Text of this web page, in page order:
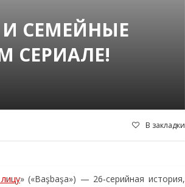
СЕМЕЙНЫЕ
СЕРИАЛЕ!
В закладки
» («Başbaşa») — 26‑серийная история,